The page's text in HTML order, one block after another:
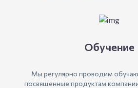
Обучение
Мы регулярно проводим
посвященные продуктам